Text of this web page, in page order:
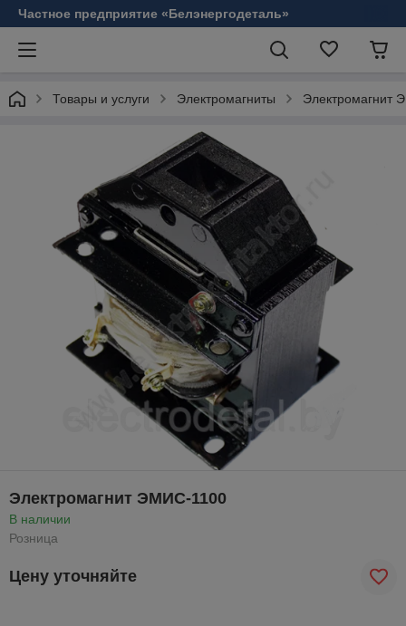
Частное предприятие «Белэнергодеталь»
Товары и услуги Электромагниты Электромагнит
Электромагнит ЭМИС-1100
В наличии
Розница
Цену уточняйте